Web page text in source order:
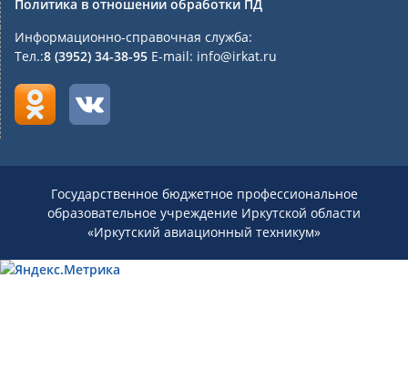
Политика в отношении обработки ПД
Информационно-справочная служба:
Тел.:8 (3952) 34-38-95 E-mail: info@irkat.ru
Государственное бюджетное профессиональное
образовательное учреждение Иркутской области
«Иркутский авиационный техникум»